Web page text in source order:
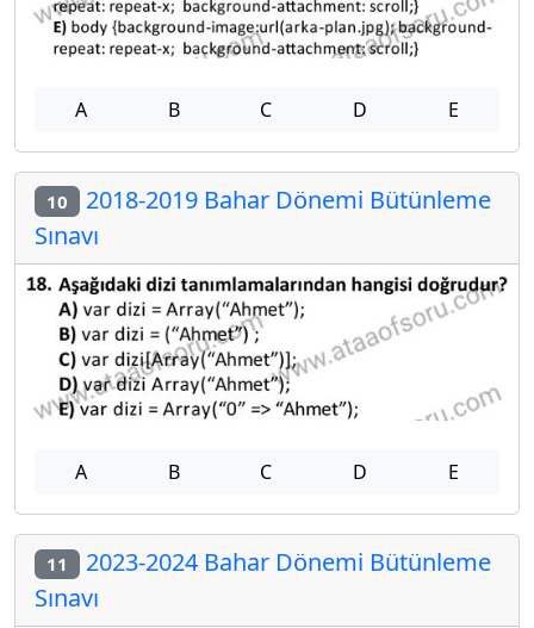
A B C D E
10 2018-2019 Bahar Dönemi Bütünleme
Sınavı
A B C D E
11 2023-2024 Bahar Dönemi Bütünleme
Sınavı